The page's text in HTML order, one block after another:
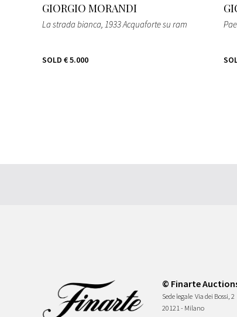
GIORGIO MORANDI
La strada bianca, 1933 Acquaforte su ram
SOLD € 5.000
© Finarte
Sede legale Via dei Bossi, 2
20121 - Milano